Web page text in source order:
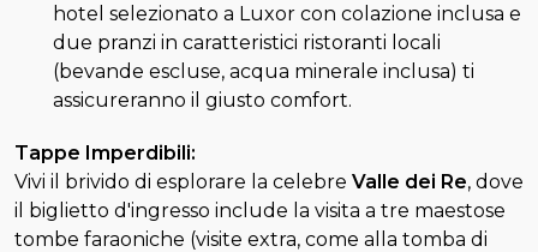
hotel selezionato a Luxor con colazione inclusa e
due pranzi in caratteristici ristoranti locali
(bevande escluse, acqua minerale inclusa) ti
assicureranno il giusto comfort.
Tappe Imperdibili:
Vivi il brivido di esplorare la celebre Valle dei Re, dove
il biglietto d'ingresso include la visita a tre maestose
tombe faraoniche (visite extra, come alla tomba di